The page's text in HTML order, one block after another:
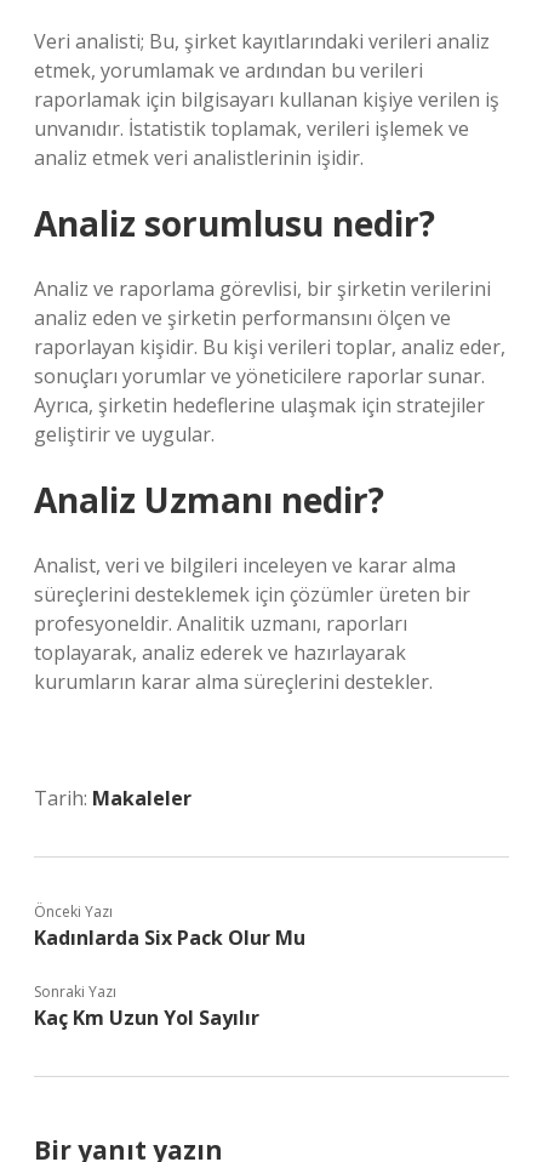
Veri analisti; Bu, şirket kayıtlarındaki verileri analiz
etmek, yorumlamak ve ardından bu verileri
raporlamak için bilgisayarı kullanan kişiye verilen iş
unvanıdır. İstatistik toplamak, verileri işlemek ve
analiz etmek veri analistlerinin işidir.
Analiz sorumlusu nedir?
Analiz ve raporlama görevlisi, bir şirketin verilerini
analiz eden ve şirketin performansını ölçen ve
raporlayan kişidir. Bu kişi verileri toplar, analiz eder,
sonuçları yorumlar ve yöneticilere raporlar sunar.
Ayrıca, şirketin hedeflerine ulaşmak için stratejiler
geliştirir ve uygular.
Analiz Uzmanı nedir?
Analist, veri ve bilgileri inceleyen ve karar alma
süreçlerini desteklemek için çözümler üreten bir
profesyoneldir. Analitik uzmanı, raporları
toplayarak, analiz ederek ve hazırlayarak
kurumların karar alma süreçlerini destekler.
Tarih: Makaleler
Önceki Yazı
Kadınlarda Six Pack Olur Mu
Sonraki Yazı
Kaç Km Uzun Yol Sayılır
Bir yanıt yazın